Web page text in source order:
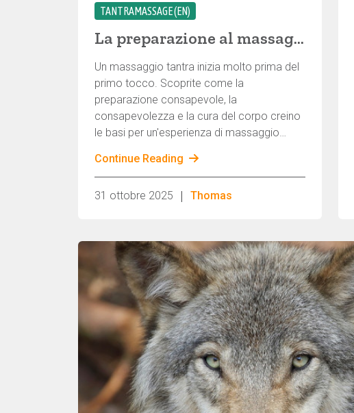
TANTRAMASSAGE (EN)
La preparazione al massaggio tantra: una guida al benessere e al rispetto
Un massaggio tantra inizia molto prima del
primo tocco. Scoprite come la
preparazione consapevole, la
consapevolezza e la cura del corpo creino
le basi per un'esperienza di massaggio
Continue Reading
31 ottobre 2025 | Thomas